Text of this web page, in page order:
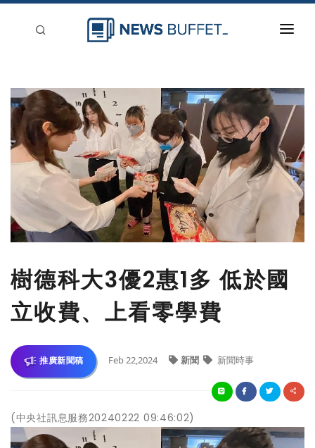
新聞稿分類
登入
刊登
樹德科大3優2惠1多 低於國
立收費、上看零學費
推廣新聞稿 Feb 22,2024 新聞 新聞時事
(中央社訊息服務20240222 09:46:02)